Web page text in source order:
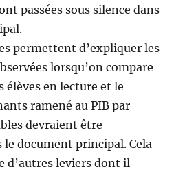
passées sous silence dans
permettent d’expliquer les
lorsqu’on compare
élèves en lecture et le
ramené au PIB par
devraient être
document principal. Cela
d’autres leviers dont il